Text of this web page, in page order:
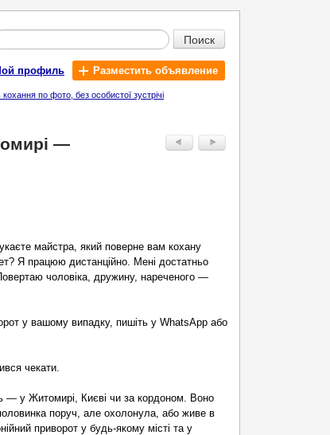
Поиск
профиль Разместить объявление
по фото, без особистої зустрічі
—
майстра, який поверне вам кохану
Я працюю дистанційно. Мені достатньо
чоловіка, дружину, нареченого —
у вашому випадку, пишіть у WhatsApp або
чекати.
— у Житомирі, Києві чи за кордоном. Воно
поруч, але охолонула, або живе в
приворот у будь-якому місті та у